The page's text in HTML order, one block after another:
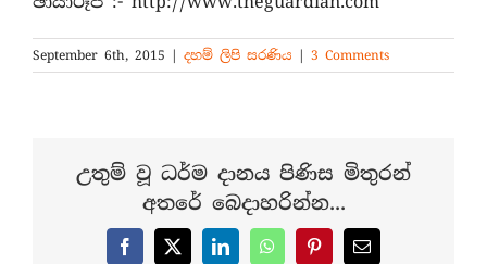
September 6th, 2015 | දහම් ලිපි සරණිය | 3 Comments
උතුම් වූ ධර්ම දානය පිණිස මිතුරන්
අතරේ බෙදාහරින්න...
Facebook
X LinkedInWhatsAppPinterestEmail